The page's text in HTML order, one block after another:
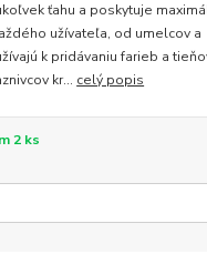
ťahu a poskytuje
užívateľa, od umelcov a
k pridávaniu farieb a
kr... celý popis
2 ks